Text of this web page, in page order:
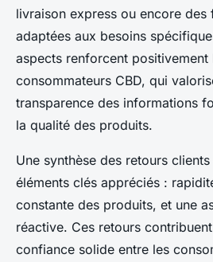
livraison express ou encore des
adaptées aux besoins
aspects renforcent positivement
consommateurs CBD, qui
transparence des informations
la qualité des produits.
Une synthèse des retours
éléments clés appréciés :
constante des produits, et une
réactive. Ces retours
confiance solide entre les